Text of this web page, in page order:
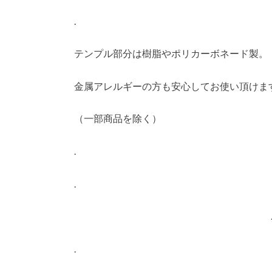
テンプル部分は樹脂やポリカーボネード製。
金属アレルギーの方も安心してお使い頂けま
（一部商品を除く）
.
.
.